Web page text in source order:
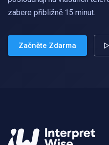
zabere přibližně 15 minut.
Začněte Zdarma